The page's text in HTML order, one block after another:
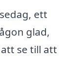
ett
glad,
se till att